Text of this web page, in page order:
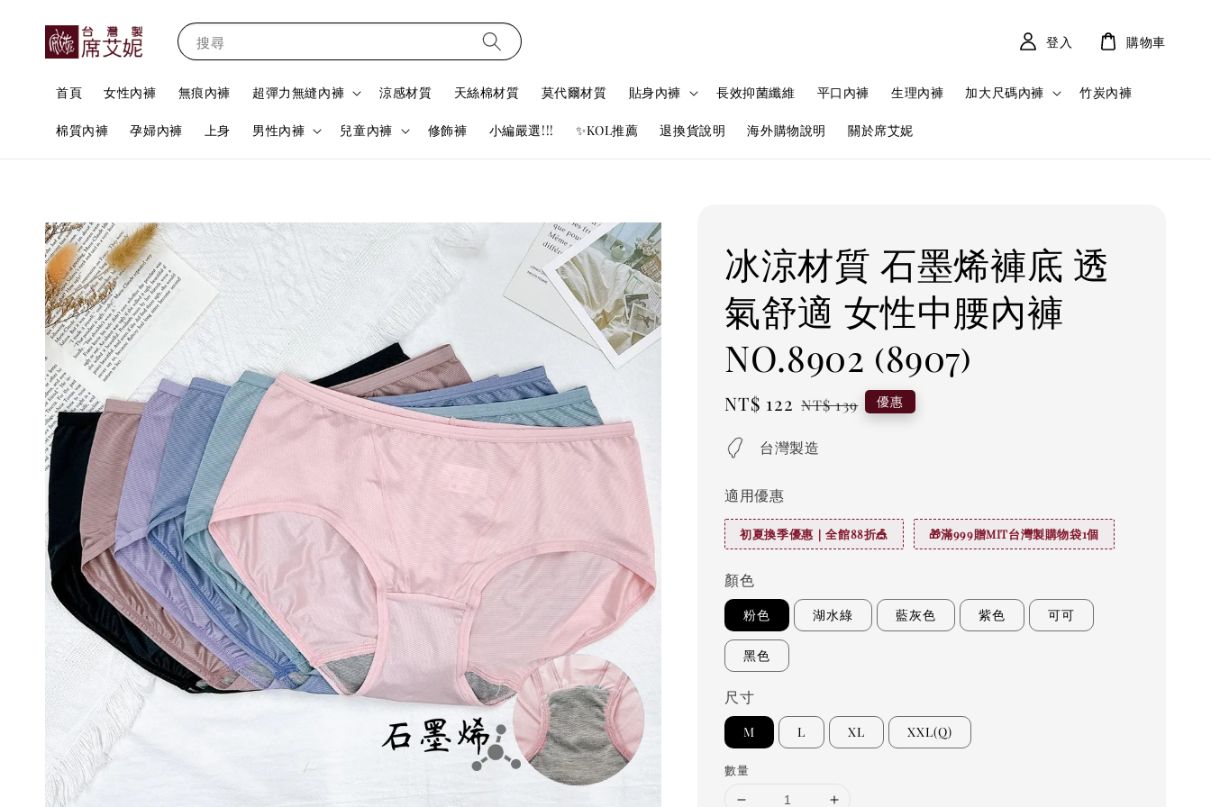
搜尋
首頁 女性內褲 無痕內褲 超彈力無縫內褲 涼感材質 天絲棉材質 莫代爾材質 貼身內褲 長效抑菌纖維 平口內褲 生理內褲 加大尺碼內褲 竹炭內褲
棉質內褲 孕婦內褲 上身 男性內褲 兒童內褲 修飾褲 小編嚴選!!! ✨KOL推薦 退換貨說明 海外購物說明 關於席艾妮
登入 購物車
冰涼材質 石墨烯褲底 透
氣舒適 女性中腰內褲
NO.8902 (8907)
Sale
NT$ 122 Regular
NT$ 139 優惠
台灣製造
適用優惠
初夏換季優惠｜全館88折🎪 🎁滿999贈MIT台灣製購物袋1個
顏色
粉色 湖水綠 藍灰色 紫色 可可
黑色
尺寸
M L XL XXL(Q)
數量